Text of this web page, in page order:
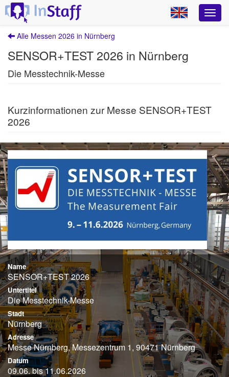
Alle Messen 2026 in Nürnberg
SENSOR+TEST 2026 in Nürnberg
Die Messtechnik-Messe
Kurzinformationen zur Messe SENSOR+TEST
2026
Name
SENSOR+TEST 2026
Untertitel
Die Messtechnik-Messe
Stadt
Nürnberg
Adresse
Messe Nürnberg, Messezentrum 1, 90471 Nürnberg
Datum
09.06. bis 11.06.2026